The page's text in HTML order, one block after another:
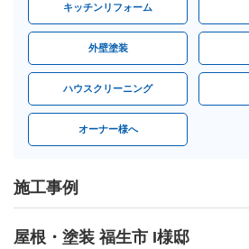
キッチンリフォーム
外壁塗装
ハウスクリーニング
オーナー様へ
施工事例
屋根・塗装 福生市 I様邸